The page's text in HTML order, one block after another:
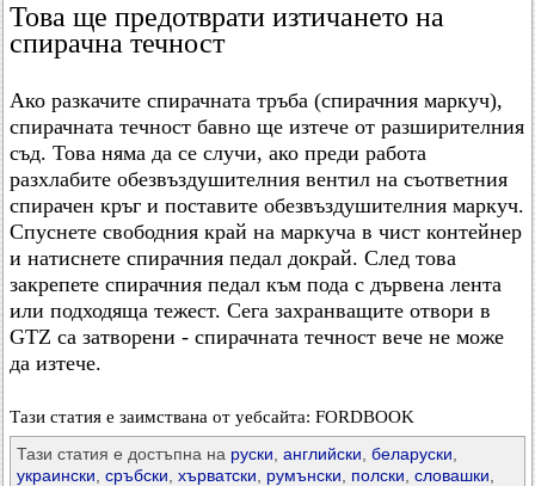
Това ще предотврати изтичането на
спирачна течност
Ако разкачите спирачната тръба (спирачния маркуч),
спирачната течност бавно ще изтече от разширителния
съд. Това няма да се случи, ако преди работа
разхлабите обезвъздушителния вентил на съответния
спирачен кръг и поставите обезвъздушителния маркуч.
Спуснете свободния край на маркуча в чист контейнер
и натиснете спирачния педал докрай. След това
закрепете спирачния педал към пода с дървена лента
или подходяща тежест. Сега захранващите отвори в
GTZ са затворени - спирачната течност вече не може
да изтече.
Тази статия е заимствана от уебсайта: FORDBOOK
Тази статия е достъпна на руски английски беларуски
украински сръбски хърватски румънски полски словашки